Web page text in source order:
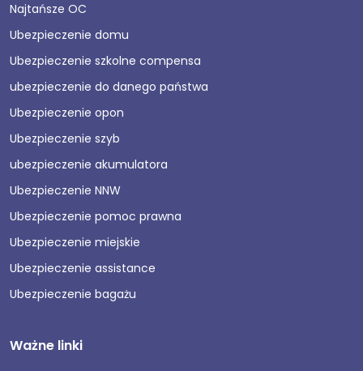
Najtańsze OC
Ubezpieczenie domu
Ubezpieczenie szkolne compensa
ubezpieczenie do danego państwa
Ubezpieczenie opon
Ubezpieczenie szyb
ubezpieczenie akumulatora
Ubezpieczenie NNW
Ubezpieczenie pomoc prawna
Ubezpieczenie miejskie
Ubezpieczenie assistance
Ubezpieczenie bagażu
Ważne linki